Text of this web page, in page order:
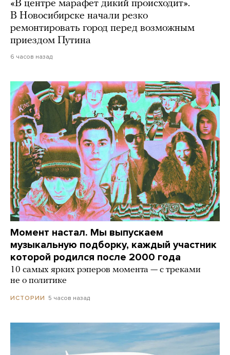
«В центре марафет дикий происходит».
В Новосибирске начали резко
ремонтировать город перед возможным
приездом Путина
6 часов назад
Момент настал. Мы выпускаем
музыкальную подборку, каждый участник
которой родился после 2000 года
10 самых ярких рэперов момента — с треками
не о политике
ИСТОРИИ 5 часов назад